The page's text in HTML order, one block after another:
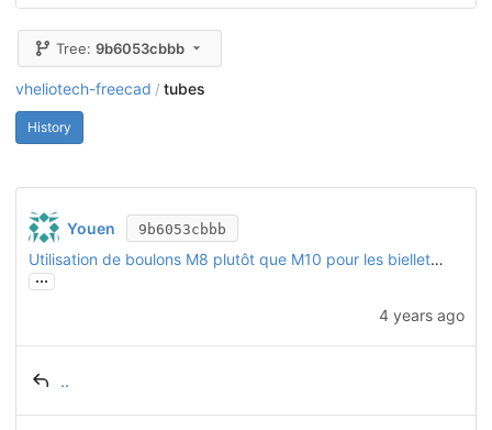
Tree:9b6053cbbb
vheliotech-freecad / tubes
History
Youen 9b6053cbbb
Utilisation de boulons M8 plutôt que M10 pour les biellettes
...
4 years ago
..